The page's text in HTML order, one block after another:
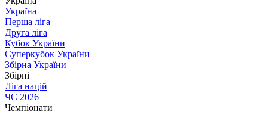
Україна
Перша ліга
Друга ліга
Кубок України
Суперкубок України
Збірна України
Збірні
Ліга націй
ЧС 2026
Чемпіонати